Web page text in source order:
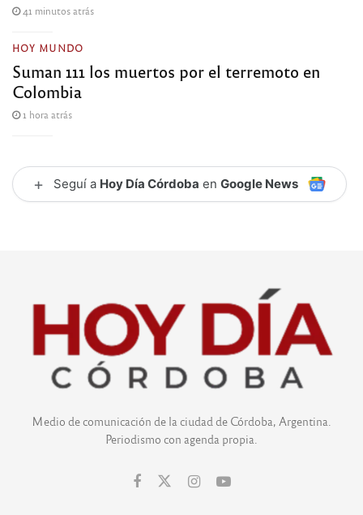
41 minutos atrás
HOY MUNDO
Suman 111 los muertos por el terremoto en
Colombia
1 hora atrás
+ Seguí a Hoy Día Córdoba en Google News
Medio de comunicación de la ciudad de Córdoba, Argentina.
Periodismo con agenda propia.